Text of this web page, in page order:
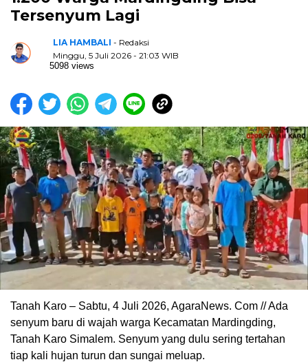
Tersenyum Lagi
LIA HAMBALI - Redaksi
Minggu, 5 Juli 2026 - 21:03 WIB
5098 views
Tanah Karo – Sabtu, 4 Juli 2026, AgaraNews. Com // Ada
senyum baru di wajah warga Kecamatan Mardingding,
Tanah Karo Simalem. Senyum yang dulu sering tertahan
tiap kali hujan turun dan sungai meluap.